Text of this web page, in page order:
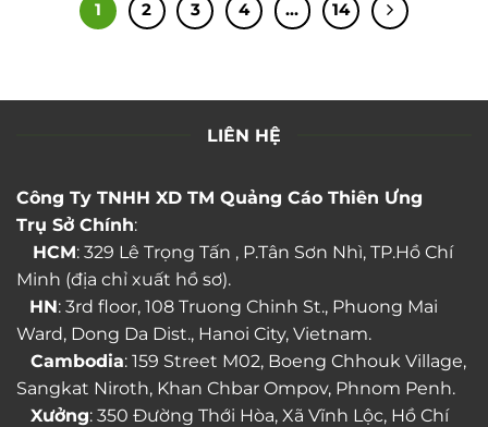
1 2 3 4 … 14
LIÊN HỆ
Công Ty TNHH XD TM Quảng Cáo Thiên Ưng
Trụ Sở Chính:
HCM: 329 Lê Trọng Tấn , P.Tân Sơn Nhì, TP.Hồ Chí
Minh (địa chỉ xuất hồ sơ).
HN: 3rd floor, 108 Truong Chinh St., Phuong Mai
Ward, Dong Da Dist., Hanoi City, Vietnam.
Cambodia: 159 Street M02, Boeng Chhouk Village,
Sangkat Niroth, Khan Chbar Ompov, Phnom Penh.
Xưởng: 350 Đường Thới Hòa, Xã Vĩnh Lộc, Hồ Chí